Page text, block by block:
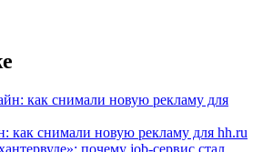
как снимали новую рекламу для hh.ru